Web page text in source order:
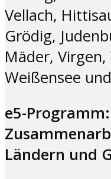
Vellach,
Grödig,
Mäder,
Weißensee
e5-
Ländern und